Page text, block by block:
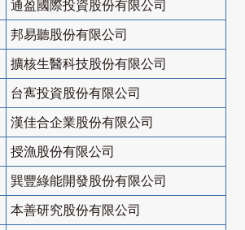
通盈國際投資股份有限公司
邦易聽股份有限公司
擴核生醫科技股份有限公司
台寯投資股份有限公司
漢佳合企業股份有限公司
授漁股份有限公司
巽豐綠能開發股份有限公司
本善研究股份有限公司